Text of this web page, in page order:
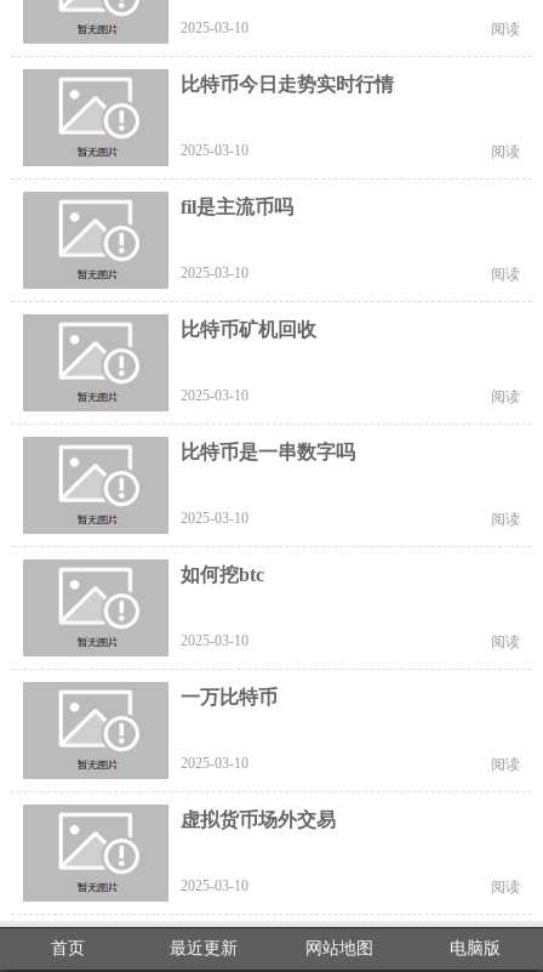
2025-03-10 阅读
比特币今日走势实时行情
2025-03-10 阅读
fil是主流币吗
2025-03-10 阅读
比特币矿机回收
2025-03-10 阅读
比特币是一串数字吗
2025-03-10 阅读
如何挖btc
2025-03-10 阅读
一万比特币
2025-03-10 阅读
虚拟货币场外交易
2025-03-10 阅读
首页 最近更新 网站地图 电脑版